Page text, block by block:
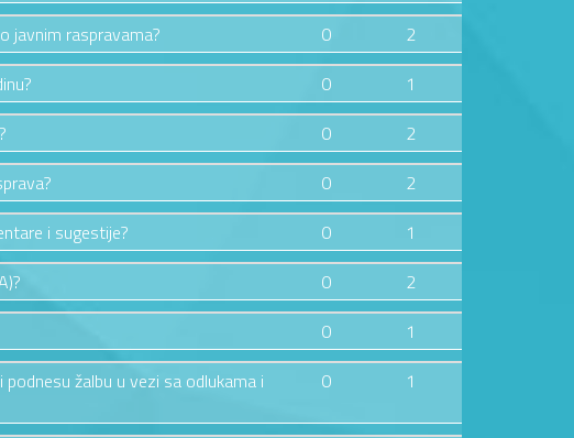
javnim raspravama? 0
2
0
1
0
2
0
2
i sugestije? 0
1
0
2
0
1
žalbu u vezi sa odlukama i
0 1